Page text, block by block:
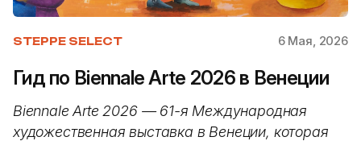
STEPPE SELECT 6 Мая, 2026
Гид по Biennale Arte 2026 в Венеции
Biennale Arte 2026 — 61-я Международная
художественная выставка в Венеции, которая